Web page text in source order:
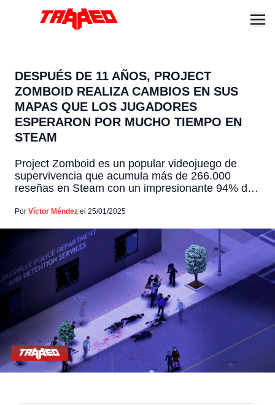
DESPUÉS DE 11 AÑOS, PROJECT
ZOMBOID REALIZA CAMBIOS EN SUS
MAPAS QUE LOS JUGADORES
ESPERARON POR MUCHO TIEMPO EN
STEAM
Project Zomboid es un popular videojuego de
supervivencia que acumula más de 266.000
reseñas en Steam con un impresionante 94% de
adelante con la implementación de un nuevo
innovación, incluida en la reciente actualización
42.1.0, promete transformar la forma en que […]
Por Víctor Méndez el 25/01/2025